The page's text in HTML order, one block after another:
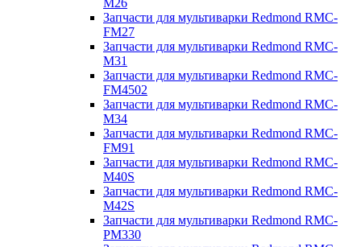
M26
Запчасти для мультиварки Redmond RMC-
FM27
Запчасти для мультиварки Redmond RMC-
M31
Запчасти для мультиварки Redmond RMC-
FM4502
Запчасти для мультиварки Redmond RMC-
M34
Запчасти для мультиварки Redmond RMC-
FM91
Запчасти для мультиварки Redmond RMC-
M40S
Запчасти для мультиварки Redmond RMC-
M42S
Запчасти для мультиварки Redmond RMC-
PM330